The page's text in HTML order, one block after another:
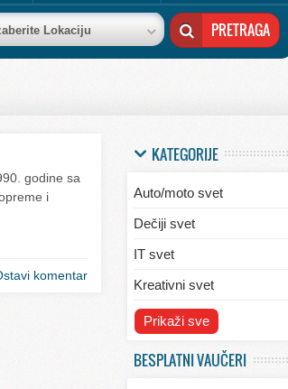
Lokaciju
godine sa
i
komentar
KATEGORIJE
Auto/moto svet
Dečiji svet
IT svet
Kreativni svet
Svet ekologije
Prikaži sve
BESPLATNI VAUČERI